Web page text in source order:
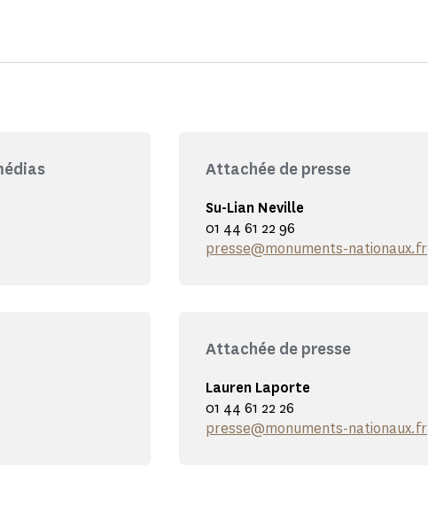
Attachée de presse
Su-Lian Neville
01 44 61 22 96
presse@monuments-nationaux.fr
Attachée de presse
Lauren Laporte
01 44 61 22 26
presse@monuments-nationaux.fr